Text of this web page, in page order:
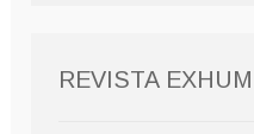
REVISTA